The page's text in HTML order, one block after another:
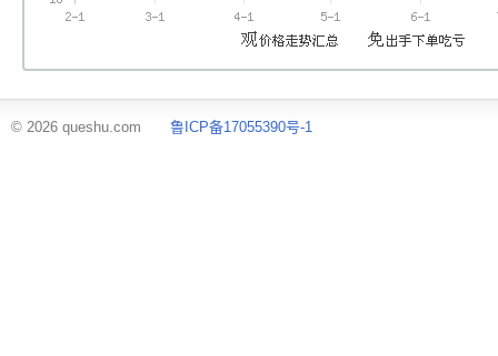
© 2026 queshu.com 鲁ICP备17055390号-1